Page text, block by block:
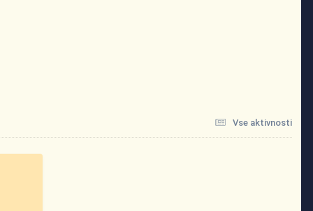
Vse aktivnosti